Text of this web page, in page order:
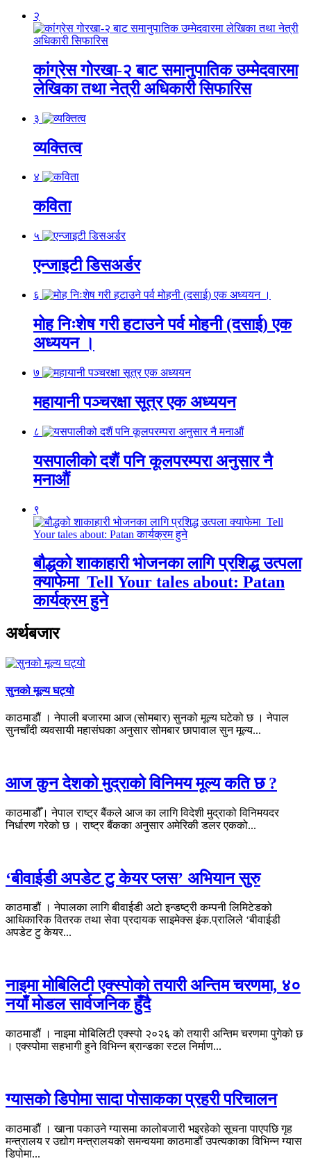
२
कांग्रेस गोरखा-२ बाट समानुपातिक उम्मेदवारमा
लेखिका तथा नेत्री अधिकारी सिफारिस
३
व्यक्तित्व
४
कविता
५
एन्जाइटी डिसअर्डर
६
मोह निःशेष गरी हटाउने पर्व मोहनी (दसाई) एक
अध्ययन ।
७
महायानी पञ्चरक्षा सूत्र एक अध्ययन
८
यसपालीको दशैं पनि कूलपरम्परा अनुसार नै
मनाऔं
९
बौद्धको शाकाहारी भोजनका लागि प्रशिद्ध उत्पला
क्याफेमा Tell Your tales about: Patan
कार्यक्रम हुने
अर्थबजार
सुनको मूल्य घट्यो
काठमाडौं । नेपाली बजारमा आज (सोमबार) सुनको मूल्य घटेको छ । नेपाल
सुनचाँदी व्यवसायी महासंघका अनुसार सोमबार छापावाल सुन मूल्य...
आज कुन देशको मुद्राको विनिमय मूल्य कति छ ?
काठमाडौँ। नेपाल राष्ट्र बैंकले आज का लागि विदेशी मुद्राको विनिमयदर
निर्धारण गरेको छ । राष्ट्र बैंकका अनुसार अमेरिकी डलर एकको...
‘बीवाईडी अपडेट टु केयर प्लस’ अभियान सुरु
काठमाडौं । नेपालका लागि बीवाईडी अटो इन्डष्ट्री कम्पनी लिमिटेडको
आधिकारिक वितरक तथा सेवा प्रदायक साइमेक्स इंक.प्रालिले ‘बीवाईडी
अपडेट टु केयर...
नाइमा मोबिलिटी एक्स्पोको तयारी अन्तिम चरणमा, ४०
नयाँ मोडल सार्वजनिक हुँदै
काठमाडौं । नाइमा मोबिलिटी एक्स्पो २०२६ को तयारी अन्तिम चरणमा पुगेको छ
। एक्स्पोमा सहभागी हुने विभिन्न ब्रान्डका स्टल निर्माण...
ग्यासको डिपोमा सादा पोसाकका प्रहरी परिचालन
काठमाडौं । खाना पकाउने ग्यासमा कालोबजारी भइरहेको सूचना पाएपछि गृह
मन्त्रालय र उद्योग मन्त्रालयको समन्वयमा काठमाडौं उपत्यकाका विभिन्न ग्यास
डिपोमा...